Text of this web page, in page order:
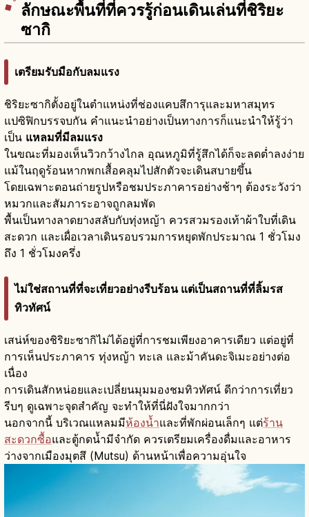
ลักษณะพื้นที่ที่ควรรู้ก่อนเดินเล่นที่ชิริยะ
ซากิ
เตรียมรับมือกับลมแรง
ชิริยะซากิตั้งอยู่ในตำแหน่งที่ช่องแคบสึการุและมหาสมุทร
แปซิฟิกบรรจบกัน คำแนะนำอย่างเป็นทางการก็แนะนำให้รู้ว่า
เป็น แหลมที่มีลมแรง
ในขณะที่มองเห็นวิวกว้างไกล อุณหภูมิที่รู้สึกได้ก็จะลดต่ำลงง่าย
แม้ในฤดูร้อนหากพกเสื้อคลุมไปสักตัวจะเดินสบายขึ้น
โดยเฉพาะตอนถ่ายรูปหรือชมประภาคารอย่างช้าๆ ต้องระวังว่า
หมวกและสัมภาระอาจถูกลมพัด
พื้นเป็นทางลาดยางสลับกับทุ่งหญ้า ควรสวมรองเท้าผ้าใบที่เดิน
สะดวก และเผื่อเวลาเดินรอบรวมการหยุดพักประมาณ 1 ชั่วโมง
ถึง 1 ชั่วโมงครึ่ง
ไม่ใช่สถานที่ที่จะเที่ยวอย่างรีบร้อน แต่เป็นสถานที่ที่ลิ้มรส
ทิวทัศน์
เสน่ห์ของชิริยะซากิไม่ได้อยู่ที่การชมเพียงอาคารเดียว แต่อยู่ที่
การเห็นประภาคาร ทุ่งหญ้า ทะเล และม้าคันดะจิเมะอย่างต่อ
เนื่อง
การเดินสักหน่อยและเปลี่ยนมุมมองชมทิวทัศน์ ดีกว่าการเที่ยว
รีบๆ ดูเฉพาะจุดสำคัญ จะทำให้ที่นี่ฝังใจมากกว่า
นอกจากนี้ บริเวณแหลมมีห้องน้ำและที่พักผ่อนเล็กๆ แต่ร้าน
สะดวกซื้อและตู้กดน้ำมีจำกัด ควรเตรียมเครื่องดื่มและอาหาร
ว่างจากเมืองมุตสึ (Mutsu) ด้านหน้าเพื่อความอุ่นใจ